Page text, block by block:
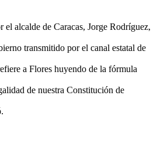
alcalde de Caracas, Jorge Rodríguez,
transmitido por el canal estatal de
a Flores huyendo de la fórmula
de nuestra Constitución de